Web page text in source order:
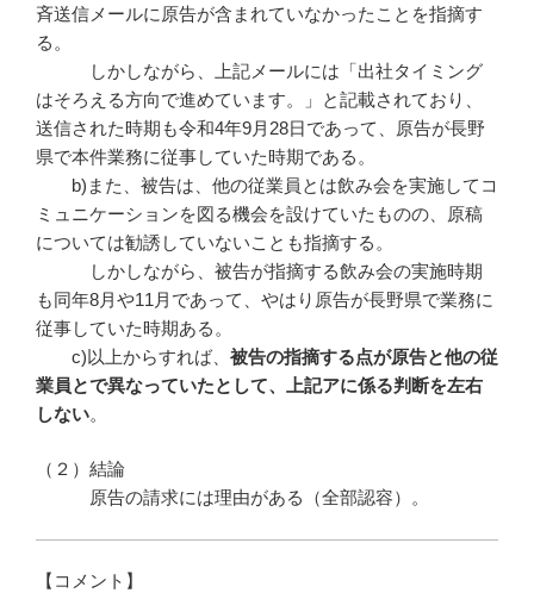
斉送信メールに原告が含まれていなかったことを指摘す
る。
しかしながら、上記メールには「出社タイミング
はそろえる方向で進めています。」と記載されており、
送信された時期も令和4年9月28日であって、原告が長野
県で本件業務に従事していた時期である。
b)また、被告は、他の従業員とは飲み会を実施してコ
ミュニケーションを図る機会を設けていたものの、原稿
については勧誘していないことも指摘する。
しかしながら、被告が指摘する飲み会の実施時期
も同年8月や11月であって、やはり原告が長野県で業務に
従事していた時期ある。
c)以上からすれば、 被告の指摘する点が原告と他の従
業員とで異なっていたとして、上記アに係る判断を左右
しない。
（２）結論
原告の請求には理由がある（全部認容）。
【コメント】